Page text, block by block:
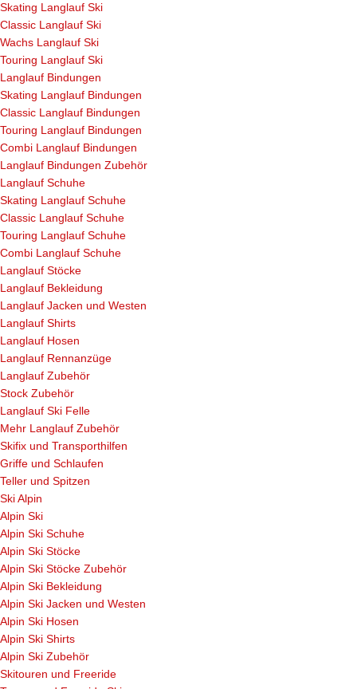
Skating Langlauf Ski
Classic Langlauf Ski
Wachs Langlauf Ski
Touring Langlauf Ski
Langlauf Bindungen
Skating Langlauf Bindungen
Classic Langlauf Bindungen
Touring Langlauf Bindungen
Combi Langlauf Bindungen
Langlauf Bindungen Zubehör
Langlauf Schuhe
Skating Langlauf Schuhe
Classic Langlauf Schuhe
Touring Langlauf Schuhe
Combi Langlauf Schuhe
Langlauf Stöcke
Langlauf Bekleidung
Langlauf Jacken und Westen
Langlauf Shirts
Langlauf Hosen
Langlauf Rennanzüge
Langlauf Zubehör
Stock Zubehör
Langlauf Ski Felle
Mehr Langlauf Zubehör
Skifix und Transporthilfen
Griffe und Schlaufen
Teller und Spitzen
Ski Alpin
Alpin Ski
Alpin Ski Schuhe
Alpin Ski Stöcke
Alpin Ski Stöcke Zubehör
Alpin Ski Bekleidung
Alpin Ski Jacken und Westen
Alpin Ski Hosen
Alpin Ski Shirts
Alpin Ski Zubehör
Skitouren und Freeride